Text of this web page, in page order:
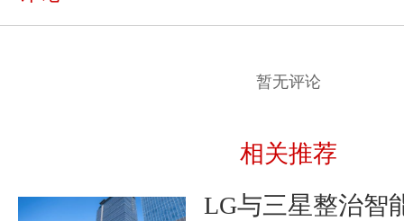
暂无评论
相关推荐
LG与三星整治智